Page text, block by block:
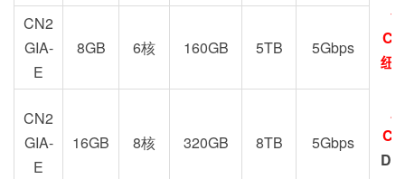
纽
CN2
GIA-
E
8GB 6核 160GB 5TB 5Gbps
CN2
GIA-
E
16GB 8核 320GB 8TB 5Gbps